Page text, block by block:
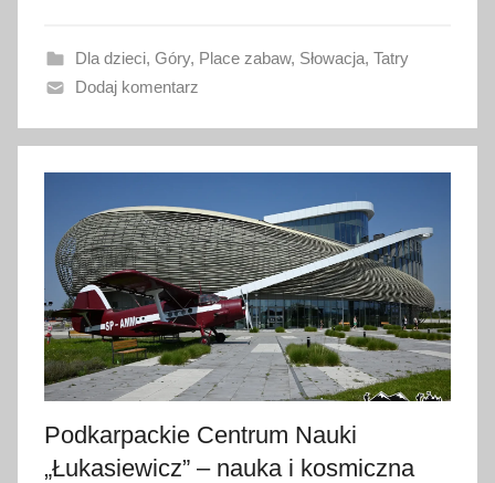
a
n
1
3
r
p
n
i
2
0
Dla dzieci, Góry, Place zabaw, Słowacja, Tatry
Dodaj komentarz
Podkarpackie Centrum Nauki
„Łukasiewicz” – nauka i kosmiczna